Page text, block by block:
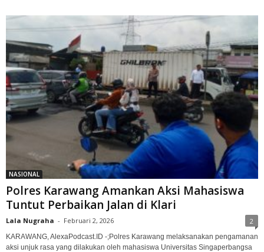
NASIONAL
Polres Karawang Amankan Aksi Mahasiswa
Tuntut Perbaikan Jalan di Klari‎
Lala Nugraha - Februari 2, 2026 2
KARAWANG, AlexaPodcast.ID -;‎Polres Karawang melaksanakan pengamanan
aksi unjuk rasa yang dilakukan oleh mahasiswa Universitas Singaperbangsa